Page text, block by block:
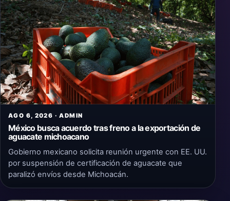
AGO 6, 2026 · ADMIN
México busca acuerdo tras freno a la exportación de
aguacate michoacano
Gobierno mexicano solicita reunión urgente con EE. UU.
por suspensión de certificación de aguacate que
paralizó envíos desde Michoacán.